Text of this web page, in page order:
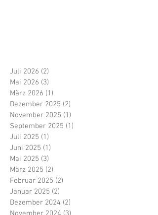
Juli 2026 (2)
Mai 2026 (3)
März 2026 (1)
Dezember 2025 (2)
November 2025 (1)
September 2025 (1)
Juli 2025 (1)
Juni 2025 (1)
Mai 2025 (3)
März 2025 (2)
Februar 2025 (2)
Januar 2025 (2)
Dezember 2024 (2)